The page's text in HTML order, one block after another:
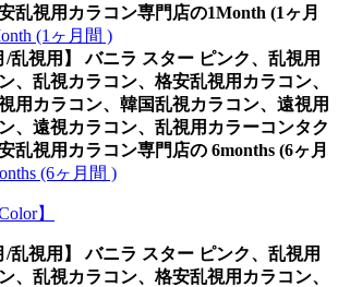
乱視用カラコン専門店の1Month (1ヶ月
(1ヶ月間 )
/乱視用】 バニラ スター ピンク、乱視用
、乱視カラコン、格安乱視用カラコン、
用カラコン、韓国乱視カラコン、遠視用
、遠視カラコン、乱視用カラーコンタク
乱視用カラコン専門店の 6months (6ヶ月
(6ヶ月間 )
】
/乱視用】 バニラ スター ピンク、乱視用
、乱視カラコン、格安乱視用カラコン、